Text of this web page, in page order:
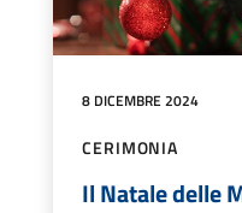
8 DICEMBRE 2024
CERIMONIA
Il Natale delle